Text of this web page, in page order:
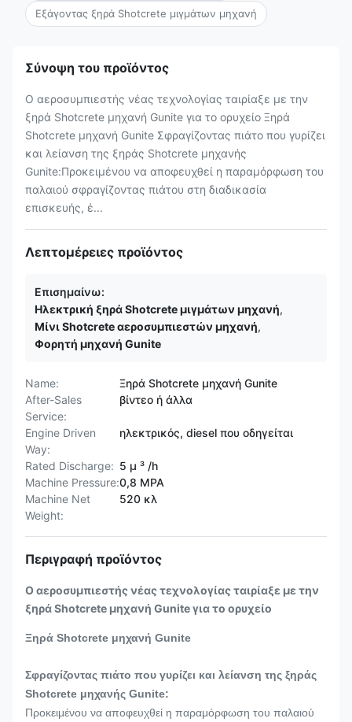
Εξάγοντας ξηρά Shotcrete μιγμάτων μηχανή
Σύνοψη του προϊόντος
Ο αεροσυμπιεστής νέας τεχνολογίας ταιρίαξε με την
ξηρά Shotcrete μηχανή Gunite για το ορυχείο Ξηρά
Shotcrete μηχανή Gunite Σφραγίζοντας πιάτο που γυρίζει
και λείανση της ξηράς Shotcrete μηχανής
Gunite:Προκειμένου να αποφευχθεί η παραμόρφωση του
παλαιού σφραγίζοντας πιάτου στη διαδικασία
επισκευής, έ...
Λεπτομέρειες προϊόντος
Επισημαίνω:
Ηλεκτρική ξηρά Shotcrete μιγμάτων μηχανή,
Μίνι Shotcrete αεροσυμπιεστών μηχανή,
Φορητή μηχανή Gunite
Name:
Ξηρά Shotcrete μηχανή Gunite
After-Sales
Service:
βίντεο ή άλλα
Engine Driven
Way:
ηλεκτρικός, diesel που οδηγείται
Rated Discharge: 5 μ ³ /h
Machine Pressure:0,8 MPA
Machine Net
Weight:
520 κλ
Περιγραφή προϊόντος
Ο αεροσυμπιεστής νέας τεχνολογίας ταιρίαξε με την
ξηρά Shotcrete μηχανή Gunite για το ορυχείο
Ξηρά Shotcrete μηχανή Gunite
Σφραγίζοντας πιάτο που γυρίζει και λείανση της ξηράς
Shotcrete μηχανής Gunite:
Προκειμένου να αποφευχθεί η παραμόρφωση του παλαιού